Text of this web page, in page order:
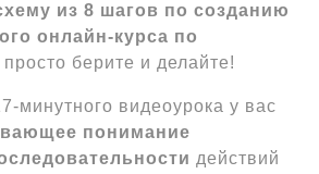
из 8 шагов по созданию
онлайн-курса по
берите и делайте!
минутного видеоурока у вас
понимание
действий